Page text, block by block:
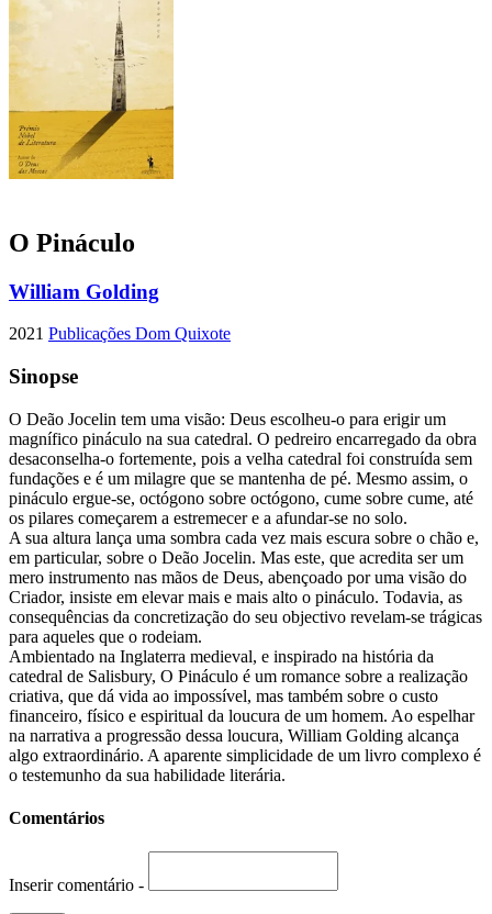
O Pináculo
William Golding
2021 Publicações Dom Quixote
Sinopse
O Deão Jocelin tem uma visão: Deus escolheu-o para erigir um
magnífico pináculo na sua catedral. O pedreiro encarregado da obra
desaconselha-o fortemente, pois a velha catedral foi construída sem
fundações e é um milagre que se mantenha de pé. Mesmo assim, o
pináculo ergue-se, octógono sobre octógono, cume sobre cume, até
os pilares começarem a estremecer e a afundar-se no solo.
A sua altura lança uma sombra cada vez mais escura sobre o chão e,
em particular, sobre o Deão Jocelin. Mas este, que acredita ser um
mero instrumento nas mãos de Deus, abençoado por uma visão do
Criador, insiste em elevar mais e mais alto o pináculo. Todavia, as
consequências da concretização do seu objectivo revelam-se trágicas
para aqueles que o rodeiam.
Ambientado na Inglaterra medieval, e inspirado na história da
catedral de Salisbury, O Pináculo é um romance sobre a realização
criativa, que dá vida ao impossível, mas também sobre o custo
financeiro, físico e espiritual da loucura de um homem. Ao espelhar
na narrativa a progressão dessa loucura, William Golding alcança
algo extraordinário. A aparente simplicidade de um livro complexo é
o testemunho da sua habilidade literária.
Comentários
Inserir comentário -